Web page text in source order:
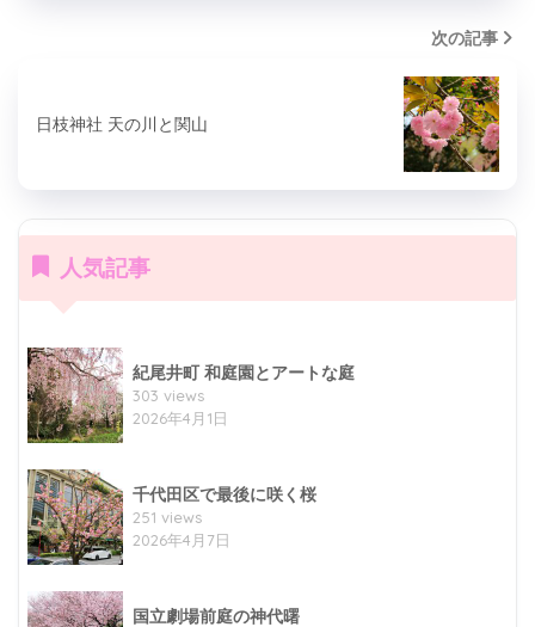
次の記事
日枝神社 天の川と関山
人気記事
紀尾井町 和庭園とアートな庭
303 views
2026年4月1日
千代田区で最後に咲く桜
251 views
2026年4月7日
国立劇場前庭の神代曙